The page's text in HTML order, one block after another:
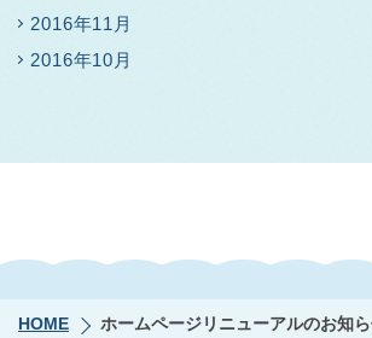
2016年11月
2016年10月
HOME ホームページリニューアルのお知